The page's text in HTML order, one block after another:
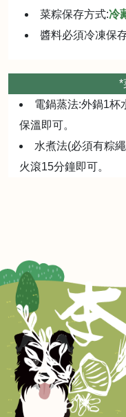
菜粽保存方式:冷
醬料必須冷凍保
*
電鍋蒸法:外鍋1杯
保溫即可。
水煮法(必須有粽
火滾15分鐘即可。